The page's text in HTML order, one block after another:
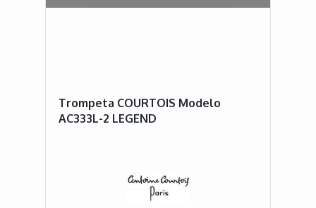
Trompeta COURTOIS Modelo
AC333L-2 LEGEND